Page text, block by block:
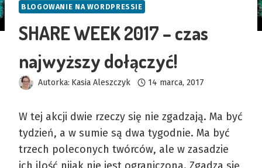
BLOGOWANIE NA WORDPRESSIE
SHARE WEEK 2017 – czas
najwyższy dołączyć!
Autorka: Kasia Aleszczyk 14 marca, 2017
W tej akcji dwie rzeczy się nie zgadzają. Ma być
tydzień, a w sumie są dwa tygodnie. Ma być
trzech poleconych twórców, ale w zasadzie